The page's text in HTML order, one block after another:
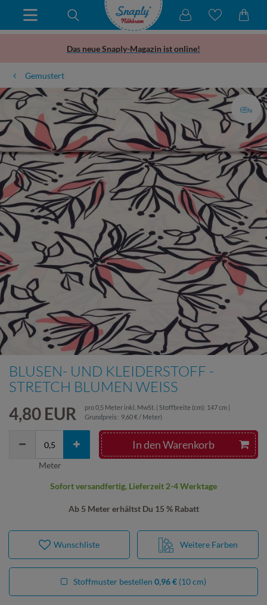
Das neue Snaply-Magazin ist online!
Gemustert
BLUSEN- UND KLEIDERSTOFF -
STRETCH BLUMEN WEISS
4,80 EUR pro0,5 Meter inkl. MwSt. ( Stoffbreite (cm): 147 cm |
Grundpreis: 9,60 € / Meter)
Ab 5 Meter erhältst Du 15 % Rabatt
In den Warenkorb
Meter
Sofort versandfertig, Lieferzeit 2-4 Werktage
Weitere Farben
Wunschliste
Stoffmuster bestellen 0,96 € (10 cm)